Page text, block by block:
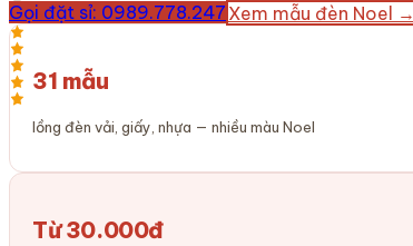
Gọi đặt sỉ: 0989.778.247 Xem mẫu đèn Noel →
31 mẫu
lồng đèn vải, giấy, nhựa — nhiều màu Noel
Từ 30.000đ